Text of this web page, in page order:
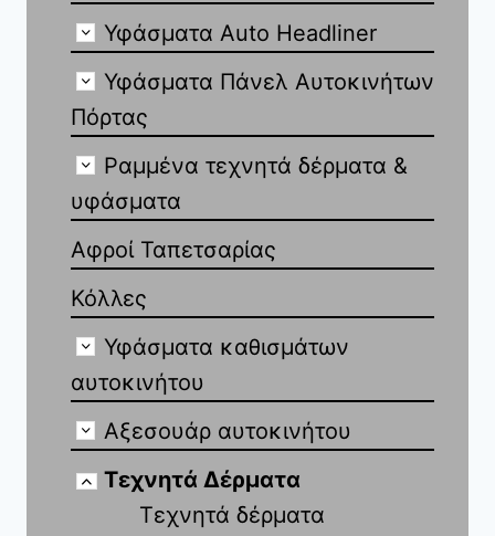
Υφάσματα Auto Headliner
Υφάσματα Πάνελ Αυτοκινήτων
Πόρτας
Ραμμένα τεχνητά δέρματα &
υφάσματα
Αφροί Ταπετσαρίας
Κόλλες
Υφάσματα καθισμάτων
αυτοκινήτου
Αξεσουάρ αυτοκινήτου
Τεχνητά Δέρματα
Τεχνητά δέρματα